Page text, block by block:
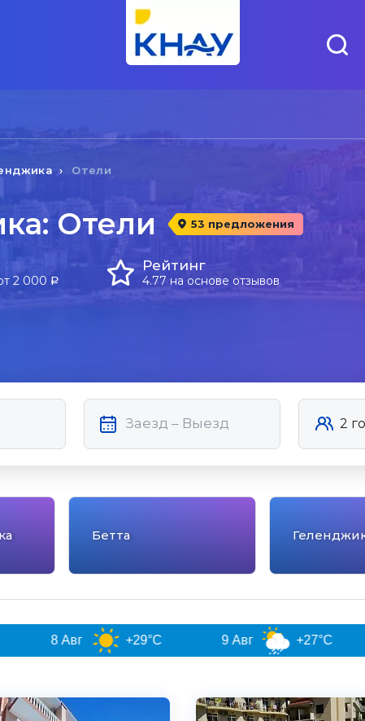
Отели
Отели 53 предложения
2 000 a
Рейтинг
4.77 на основе отзывов
Бетта
+29°C 9 Авг +27°C 10 Авг